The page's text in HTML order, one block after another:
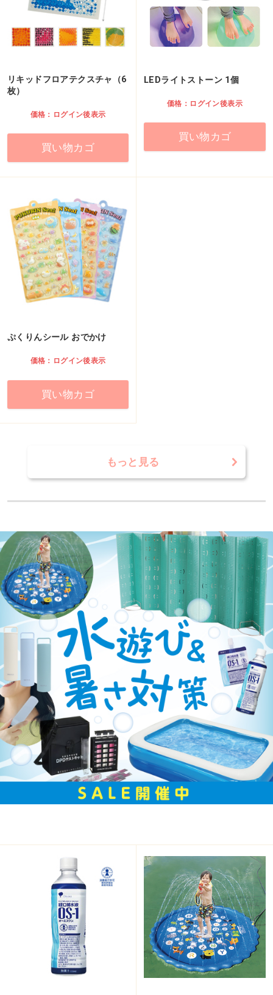
リキッドフロアテクスチャ（6
枚）
価格：ログイン後表示
買い物カゴ
LEDライトストーン 1個
価格：ログイン後表示
買い物カゴ
ぷくりんシール おでかけ
価格：ログイン後表示
買い物カゴ
もっと見る